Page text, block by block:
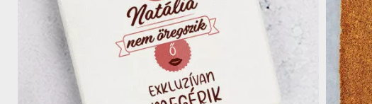
APÓSÉKNAK ÉLELMISZEREK
AZ AJÁNDÉK